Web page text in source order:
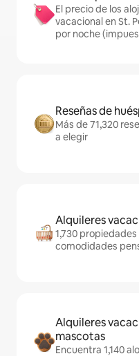
El precio de los
vacacional en St.
por noche
Reseñas de
Más de 71,320
a elegir
Alquileres
1,730
comodidades
Alquileres
mascotas
Encuentra 1,140